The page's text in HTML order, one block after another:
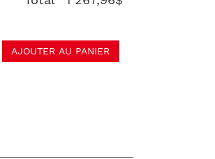
AJOUTER AU PANIER